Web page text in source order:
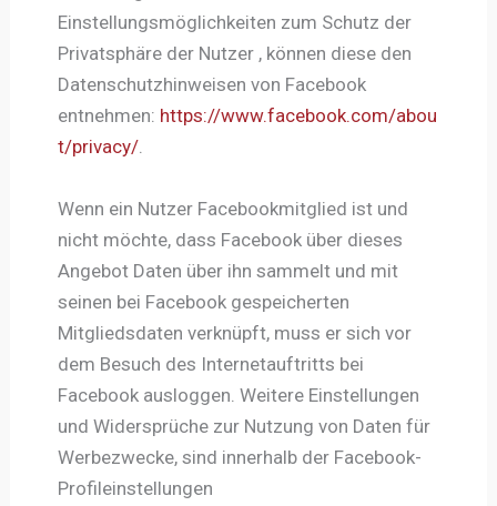
Einstellungsmöglichkeiten zum Schutz der
Privatsphäre der Nutzer , können diese den
Datenschutzhinweisen von Facebook
entnehmen: https://www.facebook.com/abou
t/privacy/.
Wenn ein Nutzer Facebookmitglied ist und
nicht möchte, dass Facebook über dieses
Angebot Daten über ihn sammelt und mit
seinen bei Facebook gespeicherten
Mitgliedsdaten verknüpft, muss er sich vor
dem Besuch des Internetauftritts bei
Facebook ausloggen. Weitere Einstellungen
und Widersprüche zur Nutzung von Daten für
Werbezwecke, sind innerhalb der Facebook-
Profileinstellungen